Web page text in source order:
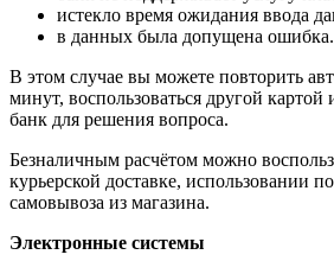
истекло время ожидания ввода
в данных была допущена ошибка.
В этом случае вы можете повторить
минут, воспользоваться другой картой
банк для решения вопроса.
Безналичным расчётом можно
курьерской доставке, использовании
самовывоза из магазина.
Электронные системы